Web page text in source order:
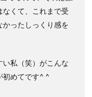
くて、これまで受
ったしっくり感を
私（笑）がこんな
初めてです^ ^